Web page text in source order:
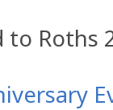
Roths